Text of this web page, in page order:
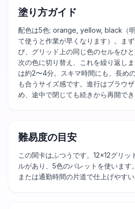
塗り方ガイド
配色は5色: orange, yellow, black（
て使うと作業が早くなります）。ま
び、グリッド上の同じ色のセルをひと
次の色に切り替え、これを繰り返し
は約2〜4分。スキマ時間にも、長め
も合うサイズ感です。進行はブラウ
め、途中で閉じても続きから再開でき
難易度の目安
この関卡はふつうです。12×12グリッ
ルがあり、5色のパレットを使います
または通勤時間の片道で仕上げやすい